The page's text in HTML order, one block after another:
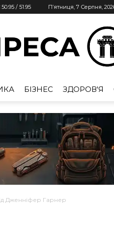
50.95 / 51.95 П’ятниця, 7 Серпня,
БІЗНЕС ЗДОРОВ'Я
Дженніфер Гарнер